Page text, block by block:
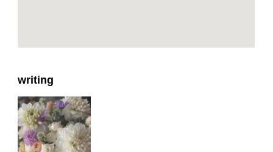
writing